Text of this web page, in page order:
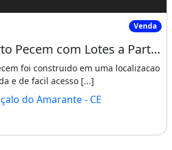
Porto Pecem com Lotes a Partir
Venda
Loteamento Porto Pecem com Lotes a Partir de 15X30 Cuida Venha Adquirir o Seu Lote. Heb
foi construido em uma localizacao
e de facil acesso [...]
do Amarante - CE